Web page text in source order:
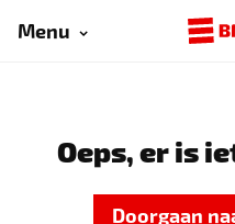
Menu
Oeps, er is
Doorgaan